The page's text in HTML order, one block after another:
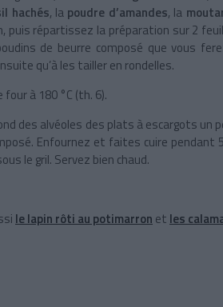
hachés, la poudre d’amandes, la
puis répartissez la préparation sur 2
de beurre composé que vous
qu’à les tailler en rondelles.
à 180 °C (th. 6).
des alvéoles des plats à escargots un
Enfournez et faites cuire
le gril. Servez bien chaud.
le lapin rôti au potimarron et les